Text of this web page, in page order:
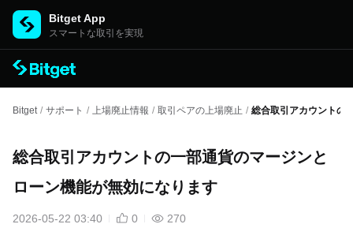
Bitget App
スマートな取引を実現
Bitget / サポート / 上場廃止情報 / 取引ペアの上場廃止 / 総合取引アカウントの
総合取引アカウントの一部通貨のマージンと
ローン機能が無効になります
2026-05-22 03:40 0 270